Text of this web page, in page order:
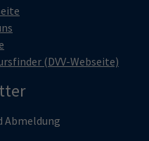
(DVV-Webseite)
Abmeldung